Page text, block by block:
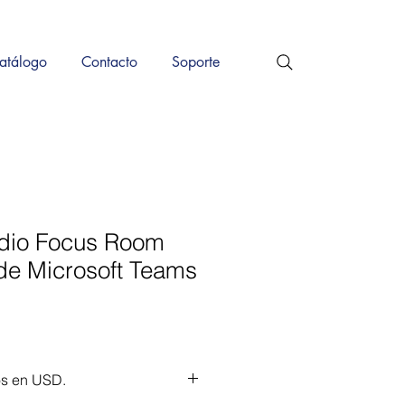
Contacto Soporte
Focus Room
Microsoft Teams
en USD.